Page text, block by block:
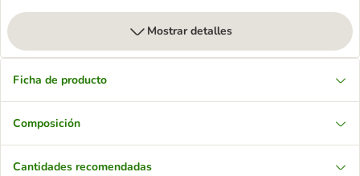
Mostrar detalles
Ficha de producto
Composición
Cantidades recomendadas